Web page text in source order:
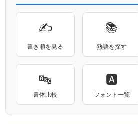
✍
書き順を見る
📚
熟語を探す
🔤
書体比較
🅰
フォント一覧